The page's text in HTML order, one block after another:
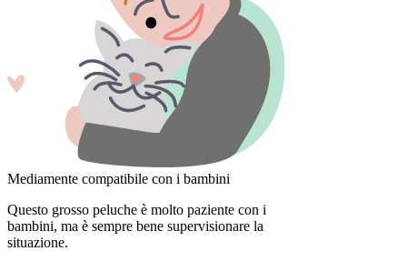
Mediamente compatibile con i bambini
Questo grosso peluche è molto paziente con i
bambini, ma è sempre bene supervisionare la
situazione.